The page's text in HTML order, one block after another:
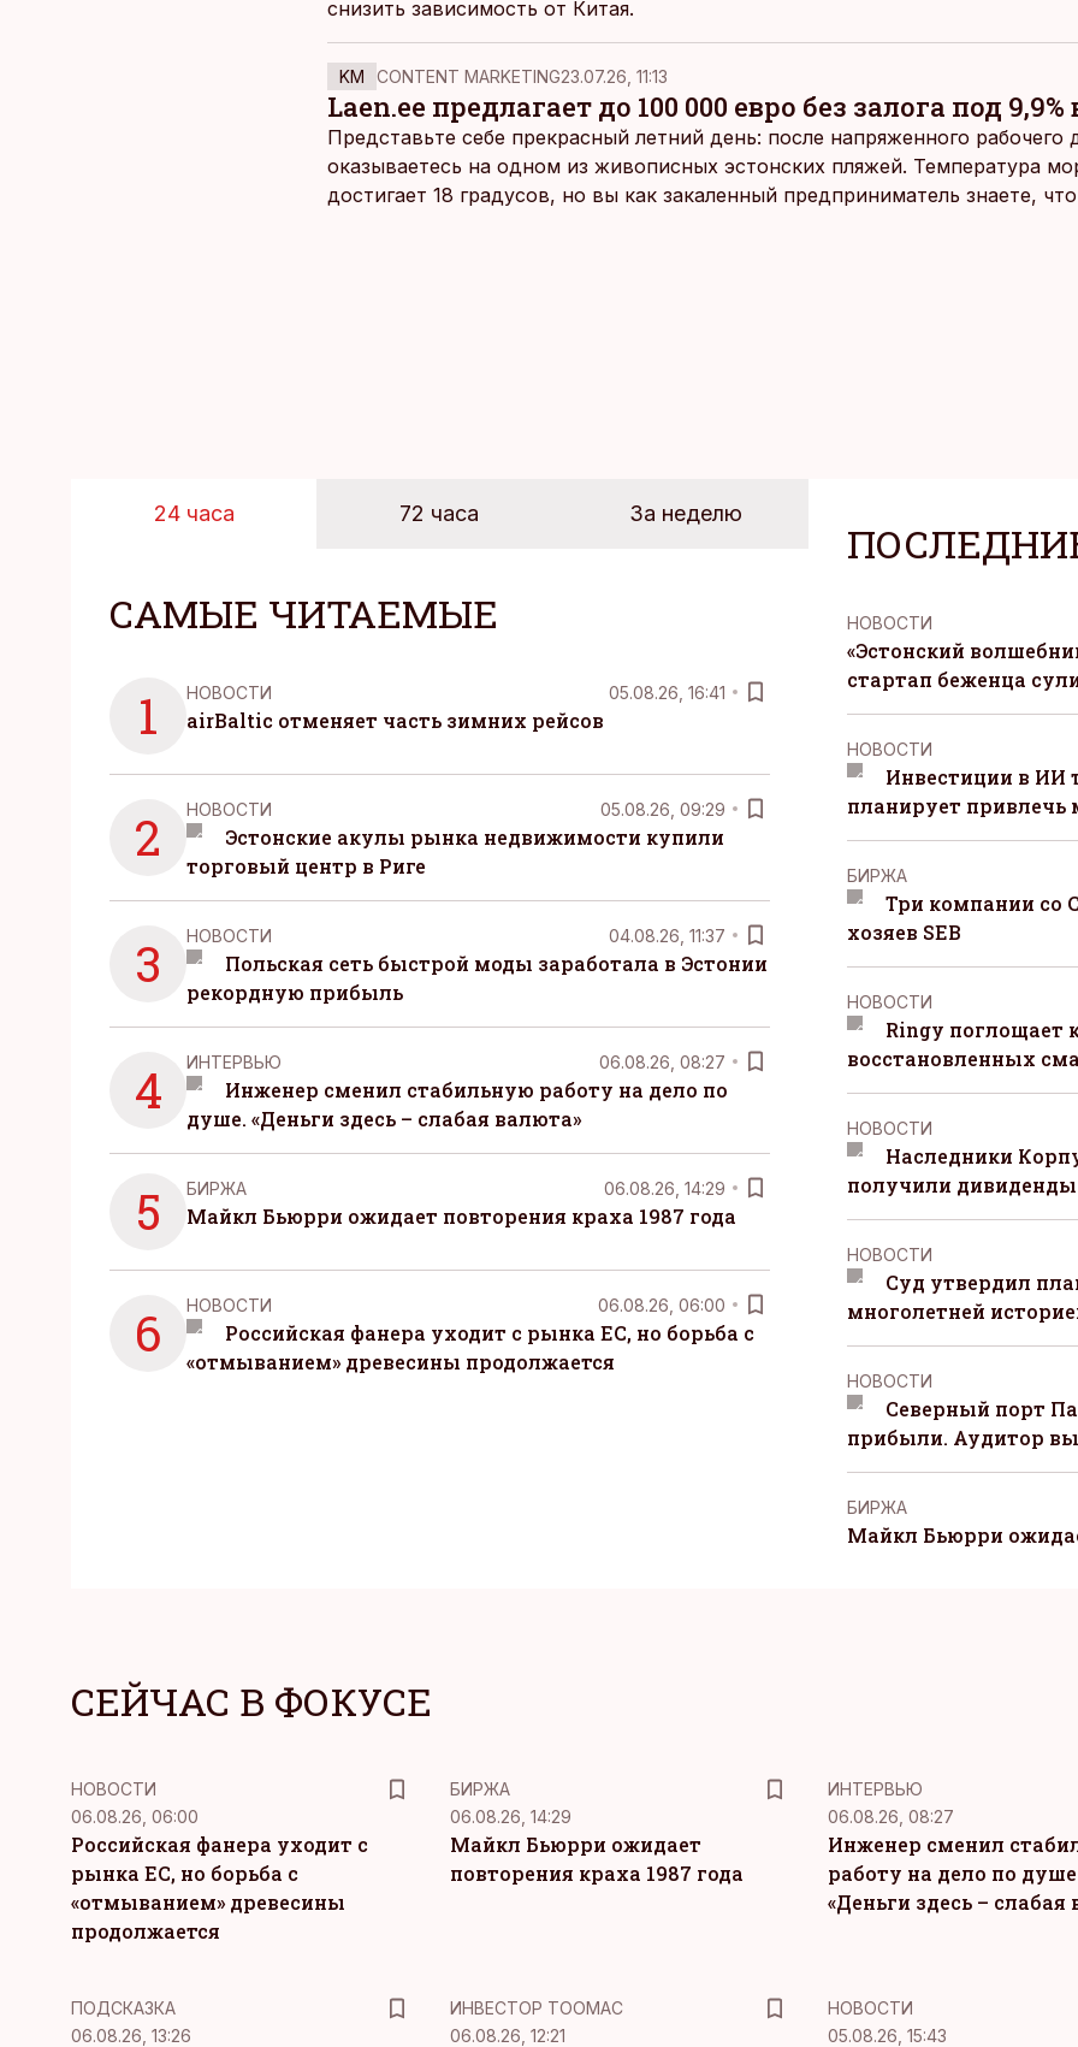
снизить зависимость от Китая.
KM CONTENT MARKETING23.07.26, 11:13
Laen.ee предлагает до 100 000 евро без залога под 9,9%
Представьте себе прекрасный летний день: после напряженного рабочего
оказываетесь на одном из живописных эстонских пляжей. Температура
достигает 18 градусов, но вы как закаленный предприниматель знаете,
24 часа 72 часа За неделю
САМЫЕ ЧИТАЕМЫЕ
1 НОВОСТИ 05.08.26, 16:41
airBaltic отменяет часть зимних рейсов
2 НОВОСТИ 05.08.26, 09:29
Эстонские акулы рынка недвижимости купили
торговый центр в Риге
3 НОВОСТИ 04.08.26, 11:37
Польская сеть быстрой моды заработала в Эстонии
рекордную прибыль
4 ИНТЕРВЬЮ 06.08.26, 08:27
Инженер сменил стабильную работу на дело по
душе. «Деньги здесь – слабая валюта»
5 БИРЖА 06.08.26, 14:29
Майкл Бьюрри ожидает повторения краха 1987 года
6 НОВОСТИ 06.08.26, 06:00
Российская фанера уходит с рынка ЕС, но борьба с
«отмыванием» древесины продолжается
НОВОСТИ
«Эстонский
стартап беженца
НОВОСТИ
Инвестиции в ИИ
планирует
БИРЖА
Три компании со
хозяев SEB
НОВОСТИ
Ringy поглощает
восстановленных
НОВОСТИ
Наследники
получили
НОВОСТИ
Суд утвердил
многолетней
НОВОСТИ
Северный порт
прибыли. Аудитор
БИРЖА
Майкл Бьюрри
СЕЙЧАС В ФОКУСЕ
НОВОСТИ
06.08.26, 06:00
Российская фанера уходит с
рынка ЕС, но борьба с
«отмыванием» древесины
продолжается
БИРЖА
06.08.26, 14:29
Майкл Бьюрри ожидает
повторения краха 1987 года
ИНТЕРВЬЮ
06.08.26, 08:27
Инженер сменил
работу на дело по
«Деньги здесь – слабая
ПОДСКАЗКА
06.08.26, 13:26
ИНВЕСТОР ТООМАС
06.08.26, 12:21
НОВОСТИ
05.08.26, 15:43